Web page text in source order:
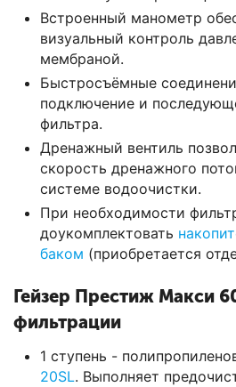
Встроенный манометр
визуальный контроль
мембраной.
Быстросъёмные
подключение и
фильтра.
Дренажный вентиль
скорость дренажного
системе водоочистки.
При необходимости
доукомплектовать
баком (приобретается
Гейзер Престиж Макси
фильтрации
1 ступень -
20SL. Выполняет